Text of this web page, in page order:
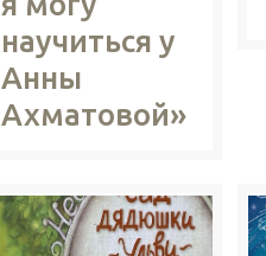
научиться у
Анны
Ахматовой»